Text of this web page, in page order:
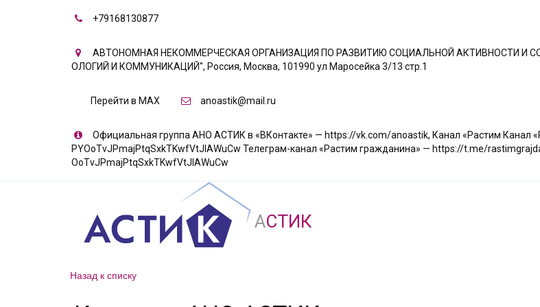
+79168130877
АВТОНОМНАЯ НЕКОММЕРЧЕСКАЯ ОРГАНИЗАЦИЯ ПО РАЗВИТИЮ СОЦИАЛЬНОЙ АКТИВНОСТИ И
ОЛОГИЙ И КОММУНИКАЦИЙ", Россия, Москва, 101990 ул Маросейка 3/13 стр.1
Перейти в MAX anoastik@mail.ru
Официальная группа АНО АСТИК в «ВКонтакте» — https://vk.com/anoastik, Канал «Растим Канал
PYOoTvJPmajPtqSxkTKwfVtJIAWuCw Телеграм-канал «Растим гражданина» — https://t.me/
OoTvJPmajPtqSxkTKwfVtJIAWuCw
АСТИК
Назад к списку